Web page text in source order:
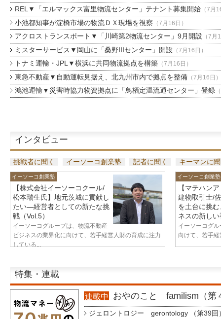
REL▼「エルマックス富里物流センター」テナント募集開始（7月
小池都知事が淀橋市場の物流ＤＸ現場を視察 （7月16日）
アクロストランスポート▼「川崎第2物流センター」9月開設 （7月
ミスターサービス▼岡山に「桑野IIIセンター」開設 （7月16日）
トナミ運輸・JPL▼横浜に共同物流拠点を構築（7月16日）
東急不動産▼自動運転見据え、北九州市内で拠点を整備（7月16日）
鴻池運輸▼災害時協力物資拠点に「鳥栖定温流通センター」登録
インタビュー
挑戦者に聞く イーソーコ創業塾 記者に聞く キーマンに
イーソーコ創業塾
【株式会社イーソーコクール/
松本瑞生氏】地元茨城に貢献し
たい—経営者としての新たな挑
戦（Vol.5）
イーソーコグループは、物流不動産
ビジネスの業界化に向けて、若手経営人財の育成に注力
している...
イーソーコ創業塾
【マテハン
建物取引士/
を土台に挑
ネスの新し
イーソーコグ
向けて、若手
特集・連載
連載中 おやのこと familism（第
ジェロントロジー gerontology （第39回